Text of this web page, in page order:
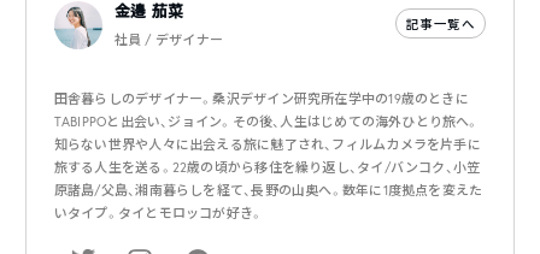
金邉 茄菜
社員 / デザイナー
記事一覧へ
田舎暮らしのデザイナー。桑沢デザイン研究所在学中の19歳のときに
TABIPPOと出会い、ジョイン。その後、人生はじめての海外ひとり旅へ。
知らない世界や人々に出会える旅に魅了され、フィルムカメラを片手に
旅する人生を送る。22歳の頃から移住を繰り返し、タイ/バンコク、小笠
原諸島/父島、湘南暮らしを経て、長野の山奥へ。数年に1度拠点を変えた
いタイプ。タイとモロッコが好き。